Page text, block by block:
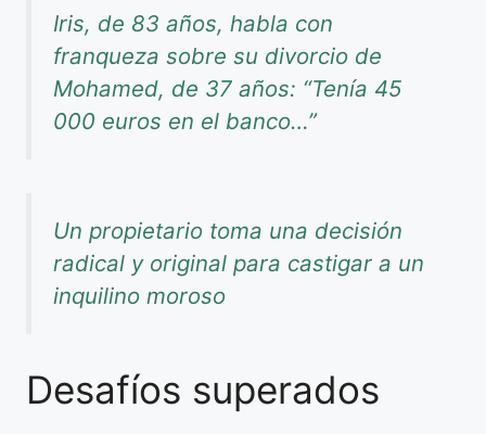
Iris, de 83 años, habla con
franqueza sobre su divorcio de
Mohamed, de 37 años: “Tenía 45
000 euros en el banco…”
Un propietario toma una decisión
radical y original para castigar a un
inquilino moroso
Desafíos superados